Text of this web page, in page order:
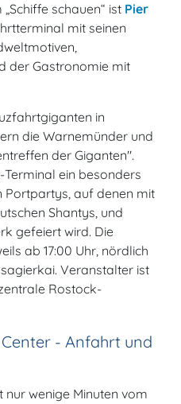
schauen“ ist Pier
mit seinen
der Gastronomie mit
in
die Warnemünder und
der Giganten".
ein besonders
Portpartys, auf denen mit
Shantys, und
gefeiert wird. Die
ab 17:00 Uhr, nördlich
Veranstalter ist
Rostock-
- Anfahrt und
wenige Minuten vom